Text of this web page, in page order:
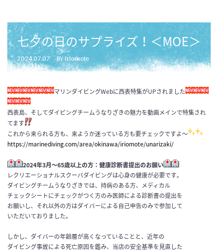
七夕の日のサプライズ！＜MOE＞
2024.07.07 BY iriomote
マリンダイビングWebに西表特集がUPされました
西表島、そしてダイビングチームうなりざきの魅力を動画メインで特集され
てます
これから来られる方も、来ようか迷っている方も要チェックですよ〜
https://marinediving.com/area/okinawa/iriomote/unarizaki/
2024年3月～65歳以上の方：健康診断書提出のお願い
レクリエーショナルスクーバダイビングは心身の健康が必要です。
ダイビングチームうなりざきでは、持病のある方、メディカル
チェックシートにチェックがつく方のみ医師による診断書の提出を
お願いし、それ以外の方はダイバーによる自己申告のみで参加して
いただいておりました。
しかし、 ダイバーの年齢層が高くなっていることと、近年の
ダイビング事故による死亡原因を鑑み、当店の安全基準を見直した